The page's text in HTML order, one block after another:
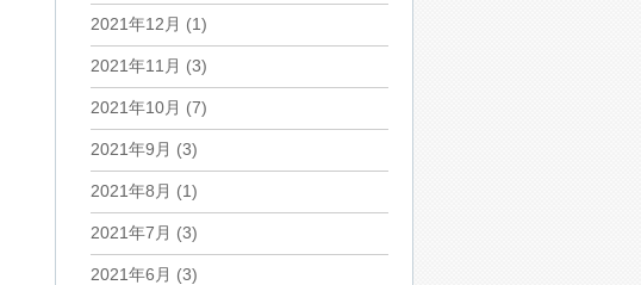
2021年12月 (1)
2021年11月 (3)
2021年10月 (7)
2021年9月 (3)
2021年8月 (1)
2021年7月 (3)
2021年6月 (3)